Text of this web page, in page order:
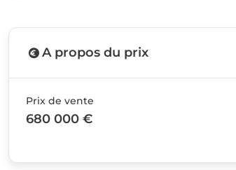
A propos du prix
Prix de vente
680 000 €